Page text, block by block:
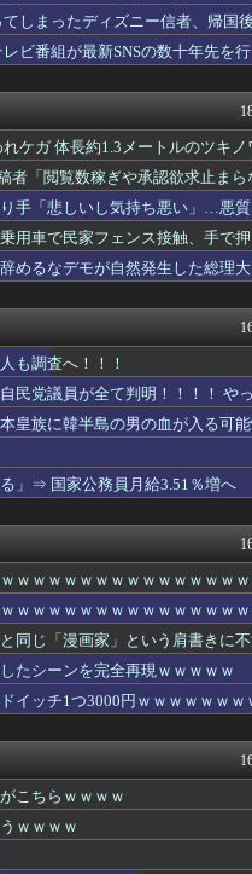
ｗｗｗｗｗｗｗｗ...
ｗｗ❤
なん
と愚痴っただけな...
ア
ｗｗｗｗｗｗ
う
言われた。特に...
トレ
で追っ払った」
コ
ゃないの...
U-1
wwwwww...
ぶる
い？
ふ
出ると言われた！...
政
アクセサリーを盗...
修
不思
○ちだったｗｗｗ...
お
阪
が「その30万...
修羅
遊戯
大
え...
ア
ていてとてもつら...
資
なん
日
メー...
痛
凹凸
の反応）
わ
プと与ダメアッ...
城
】
ア
ｗｗｗｗｗｗｗ...
せてっと………で...
投
しまったディズニー信者、帰国
ビ番組が最新SNSの数十年先を
ケガ 体長約1.3メートルのツキ
者「閲覧数稼ぎや承認欲求止まら
手「悲しいし気持ち悪い」…悪
用車で民家フェンス接触、手
めるなデモが自然発生した総理大
も調査へ！！！
民党議員が全て判明！！！！ や
皇族に韓半島の男の血が入る可能
」⇒ 国家公務員月給3.51％増へ
ｗｗｗｗｗｗｗｗｗｗｗｗｗｗ
ｗｗｗｗｗｗｗｗｗｗｗｗｗｗ
同じ「漫画家」という肩書きに
たシーンを完全再現ｗｗｗｗｗ
イッチ1つ3000円ｗｗｗｗｗｗｗ
こちらｗｗｗｗ
ｗｗｗｗ